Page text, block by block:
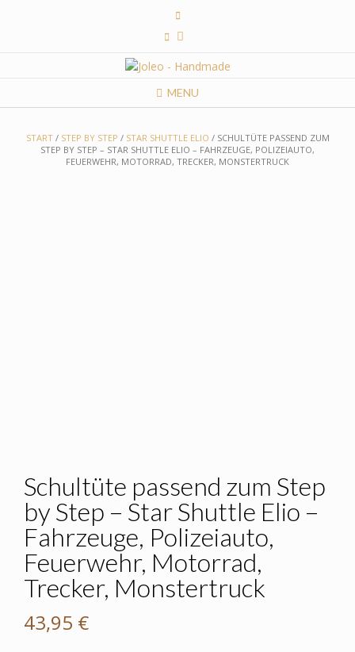
MENU
START/ STEP BY STEP / STAR SHUTTLE ELIO / SCHULTÜTE PASSEND ZUM
STEP BY STEP – STAR SHUTTLE ELIO – FAHRZEUGE, POLIZEIAUTO,
FEUERWEHR, MOTORRAD, TRECKER, MONSTERTRUCK
Schultüte passend zum Step
by Step – Star Shuttle Elio –
Fahrzeuge, Polizeiauto,
Feuerwehr, Motorrad,
Trecker, Monstertruck
43,95 €